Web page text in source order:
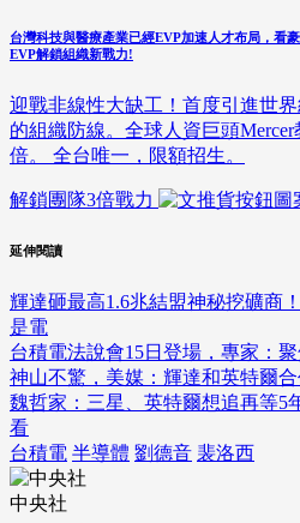
台灣科技與醫療產業已經EVP加速人才布局，看
EVP解鎖組織新戰力!
迎戰非線性大缺工！首度引進世
的組織防線。全球人資巨頭
倍。 全台唯一，限額招生。
解鎖團隊3倍戰力
延伸閱讀
輝達砸最高1.6兆結盟神秘挖礦商
是電
台積電法說會15日登場，專家：
神山不驚，美媒：輝達和英特爾
魏哲家：三星、英特爾想追再等5
看
台積電 半導體 劉德音 裴洛西
中央社